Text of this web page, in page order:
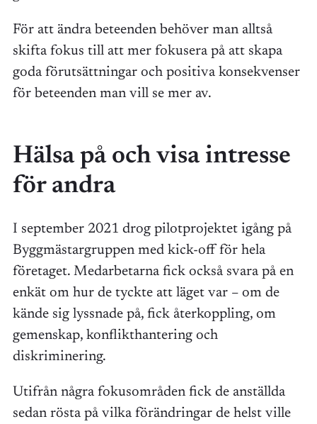
För att ändra beteenden behöver man alltså
skifta fokus till att mer fokusera på att skapa
goda förutsättningar och positiva konsekvenser
för beteenden man vill se mer av.
Hälsa på och visa intresse
för andra
I september 2021 drog pilotprojektet igång på
Byggmästargruppen med kick-off för hela
företaget. Medarbetarna fick också svara på en
enkät om hur de tyckte att läget var – om de
kände sig lyssnade på, fick återkoppling, om
gemenskap, konflikthantering och
diskriminering.
Utifrån några fokusområden fick de anställda
sedan rösta på vilka förändringar de helst ville